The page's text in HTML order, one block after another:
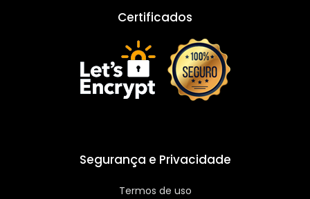
Certificados
Segurança e Privacidade
Termos de uso